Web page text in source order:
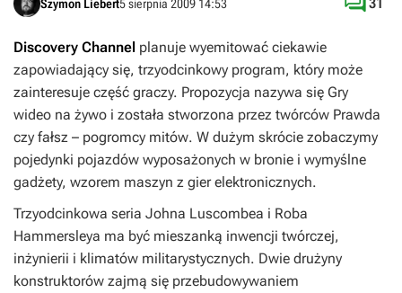
Szymon Liebert5 sierpnia 2009 14:53
Discovery Channel planuje wyemitować ciekawie
zapowiadający się, trzyodcinkowy program, który może
zainteresuje część graczy. Propozycja nazywa się Gry
wideo na żywo i została stworzona przez twórców Prawda
czy fałsz – pogromcy mitów. W dużym skrócie zobaczymy
pojedynki pojazdów wyposażonych w bronie i wymyślne
gadżety, wzorem maszyn z gier elektronicznych.
Trzyodcinkowa seria Johna Luscombea i Roba
Hammersleya ma być mieszanką inwencji twórczej,
inżynierii i klimatów militarystycznych. Dwie drużyny
konstruktorów zajmą się przebudowywaniem